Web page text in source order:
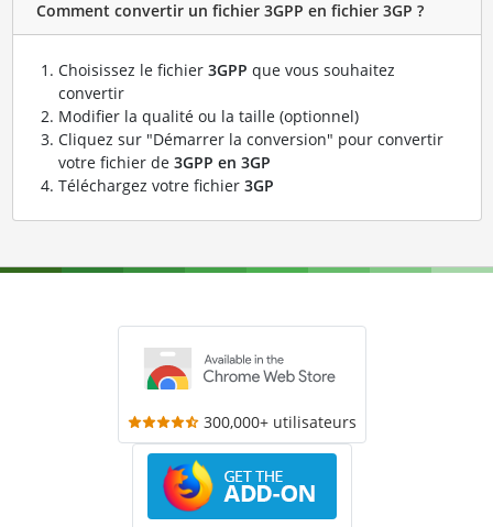
Comment convertir un fichier 3GPP en fichier 3GP ?
Choisissez le fichier 3GPP que vous souhaitez
convertir
Modifier la qualité ou la taille (optionnel)
Cliquez sur "Démarrer la conversion" pour convertir
votre fichier de 3GPP en 3GP
Téléchargez votre fichier 3GP
300,000+ utilisateurs